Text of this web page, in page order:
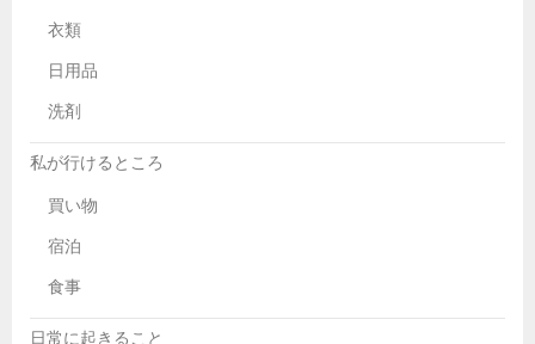
衣類
日用品
洗剤
私が行けるところ
買い物
宿泊
食事
日常に起きること